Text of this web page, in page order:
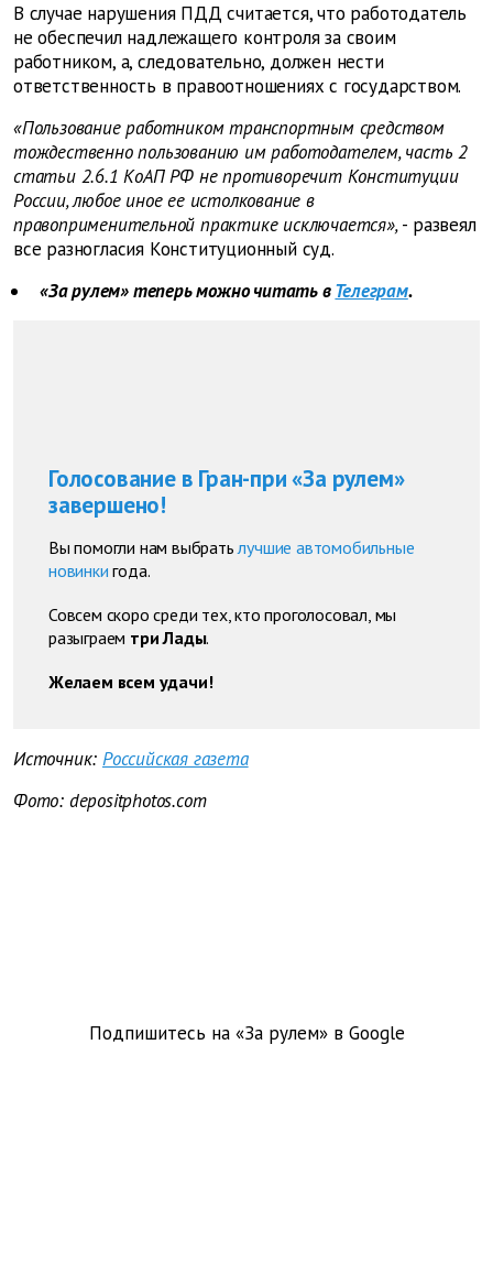
В случае нарушения ПДД считается, что работодатель
не обеспечил надлежащего контроля за своим
работником, а, следовательно, должен нести
ответственность в правоотношениях с государством.
«Пользование работником транспортным средством
тождественно пользованию им работодателем, часть 2
статьи 2.6.1 КоАП РФ не противоречит Конституции
России, любое иное ее истолкование в
правоприменительной практике исключается»,- развеял
все разногласия Конституционный суд.
«За рулем» теперь можно читать вТелеграм.
Голосование в Гран-при «За рулем»
завершено!
Вы помогли нам выбрать лучшие автомобильные
новинки года.
Совсем скоро среди тех, кто проголосовал, мы
разыграем три Лады.
Желаем всем удачи!
Источник: Российская газета
Фото: depositphotos.com
Подпишитесь на «За рулем» в Google